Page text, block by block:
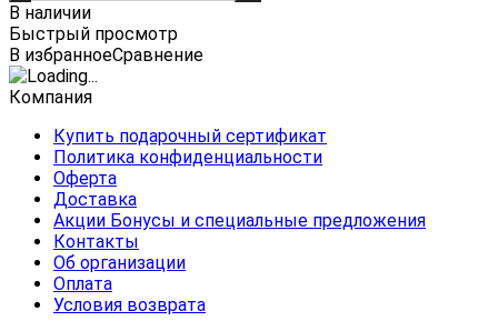
В наличии
Быстрый просмотр
В избранноеСравнение
Компания
Купить подарочный сертификат
Политика конфиденциальности
Оферта
Доставка
Акции Бонусы и специальные предложения
Контакты
Об организации
Оплата
Условия возврата